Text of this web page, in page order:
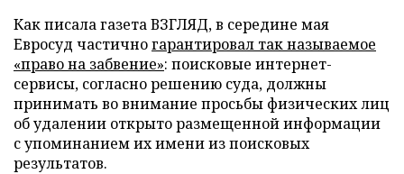
Как писала газета ВЗГЛЯД, в середине мая
Евросуд частичногарантировал так называемое
«право на забвение»: поисковые интернет-
сервисы, согласно решению суда, должны
принимать во внимание просьбы физических лиц
об удалении открыто размещенной информации
с упоминанием их имени из поисковых
результатов.